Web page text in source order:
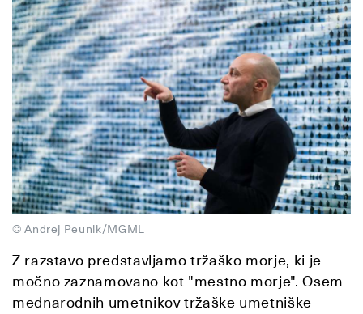
© Andrej Peunik/MGML
Z razstavo predstavljamo tržaško morje, ki je
močno zaznamovano kot "mestno morje". Osem
mednarodnih umetnikov tržaške umetniške